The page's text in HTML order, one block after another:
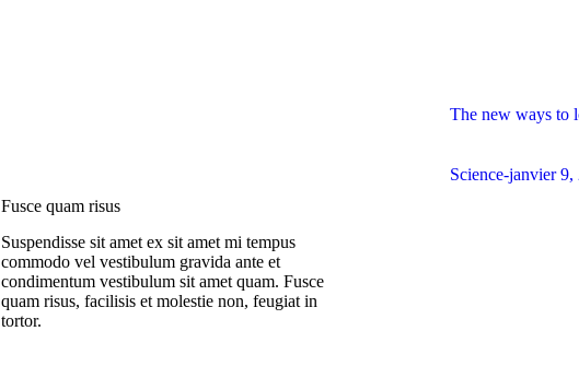
Fusce quam risus
Suspendisse sit amet ex sit amet mi tempus
commodo vel vestibulum gravida ante et
condimentum vestibulum sit amet quam. Fusce
quam risus, facilisis et molestie non, feugiat in
tortor.
The new ways to
Science janvier 9,